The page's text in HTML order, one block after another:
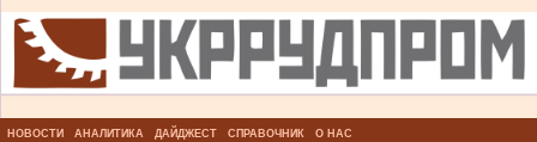
НОВОСТИ АНАЛИТИКА ДАЙДЖЕСТ СПРАВОЧНИК О НАС